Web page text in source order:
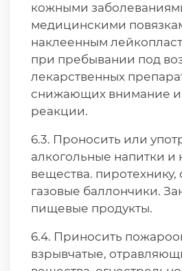
кожными
медицинскими
наклеенным
при пребывании под
лекарственных
снижающих внимание и
реакции.
6.3. Проносить или
алкогольные напитки и
вещества. пиротехнику,
газовые баллончики.
пищевые продукты.
6.4. Приносить
взрывчатые,